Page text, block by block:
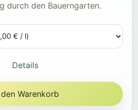
durch den Bauerngarten.
Details
Warenkorb